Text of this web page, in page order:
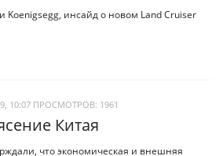
Koenigsegg, инсайд о новом Land Cruiser
10:07 ПРОСМОТРОВ: 1961
Китая
что экономическая и внешняя